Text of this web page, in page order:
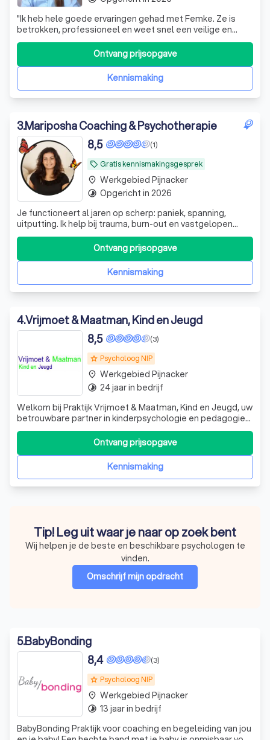
"Ik heb hele goede ervaringen gehad met Femke. Ze is
betrokken, professioneel en weet snel een veilige en
vertrouwde sfeer te creëren. Door haar rustige en
begripvolle aanpak voelde ik me echt gehoord. De
gesprekken hebben mij veel inzicht en steun gegeven. Ik
zou haar zeker aanraden aan anderen die op zoek zijn naar
Kennismaking
Ontvang prijsopgave
3.Mariposha Coaching & Psychotherapie
local_offer Gratis kennismakingsgesprek
(1)
8,5
Je functioneert al jaren op scherp: paniek, spanning,
uitputting. Ik help bij trauma, burn-out en vastgelopen
patronen terug naar rust en verbinding. Plan een
vrijblijvende kennismaking."
Kennismaking
Ontvang prijsopgave
place Werkgebied Pijnacker
timelapse Opgericht in 2026
4.Vrijmoet & Maatman, Kind en Jeugd
grade Psycholoog NIP
(3)
8,5
Welkom bij Praktijk Vrijmoet & Maatman, Kind en Jeugd, uw
betrouwbare partner in kinderpsychologie en pedagogiek
in Den Haag. Wij zijn een groepspraktijk die zich richt op de
basis GGZ, waarbij we ons onderscheiden door onze
praktische, betrouwbare en deskundige aanpak. Onze
focus ligt op het biedenKennismaking
Ontvang prijsopgave
place Werkgebied Pijnacker
timelapse 24 jaar in bedrijf
Tip! Leg uit waar je naar op zoek bent
Wij helpen je de beste en beschikbare psychologen te
vinden.
Omschrijf mijn opdracht
5.BabyBonding
grade Psycholoog NIP
(3)
8,4
BabyBonding Praktijk voor coaching en begeleiding van jou
place Werkgebied Pijnacker
timelapse 13 jaar in bedrijf